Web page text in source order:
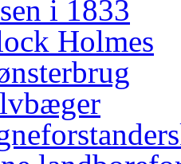
i 1833
Holmes